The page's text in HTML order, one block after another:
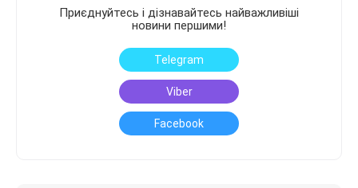
Приєднуйтесь і дізнавайтесь найважливіші
новини першими!
Telegram
Viber
Facebook